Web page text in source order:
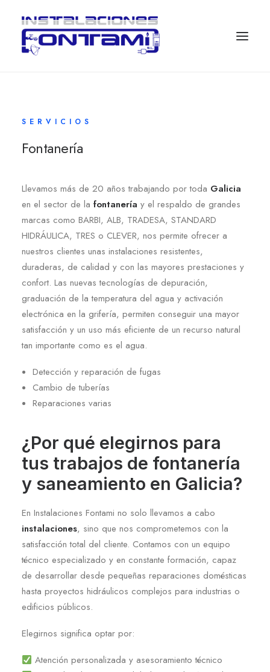
SERVICIOS
Fontanería
Llevamos más de 20 años trabajando por toda Galicia
en el sector de la fontanería y el respaldo de grandes
marcas como BARBI, ALB, TRADESA, STANDARD
HIDRÁULICA, TRES o CLEVER, nos permite ofrecer a
nuestros clientes unas instalaciones resistentes,
duraderas, de calidad y con las mayores prestaciones y
confort. Las nuevas tecnologías de depuración,
graduación de la temperatura del agua y activación
electrónica en la grifería, permiten conseguir una mayor
satisfacción y un uso más eficiente de un recurso natural
tan importante como es el agua.
Detección y reparación de fugas
Cambio de tuberías
Reparaciones varias
¿Por qué elegirnos para
tus trabajos de fontanería
y saneamiento en Galicia?
En Instalaciones Fontami no solo llevamos a cabo
instalaciones, sino que nos comprometemos con la
satisfacción total del cliente. Contamos con un equipo
técnico especializado y en constante formación, capaz
de desarrollar desde pequeñas reparaciones domésticas
hasta proyectos hidráulicos complejos para industrias o
edificios públicos.
Elegirnos significa optar por:
Atención personalizada y asesoramiento técnico